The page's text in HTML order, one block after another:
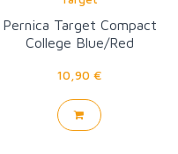
Pernica Target Compact
College Blue/Red
10,90 €